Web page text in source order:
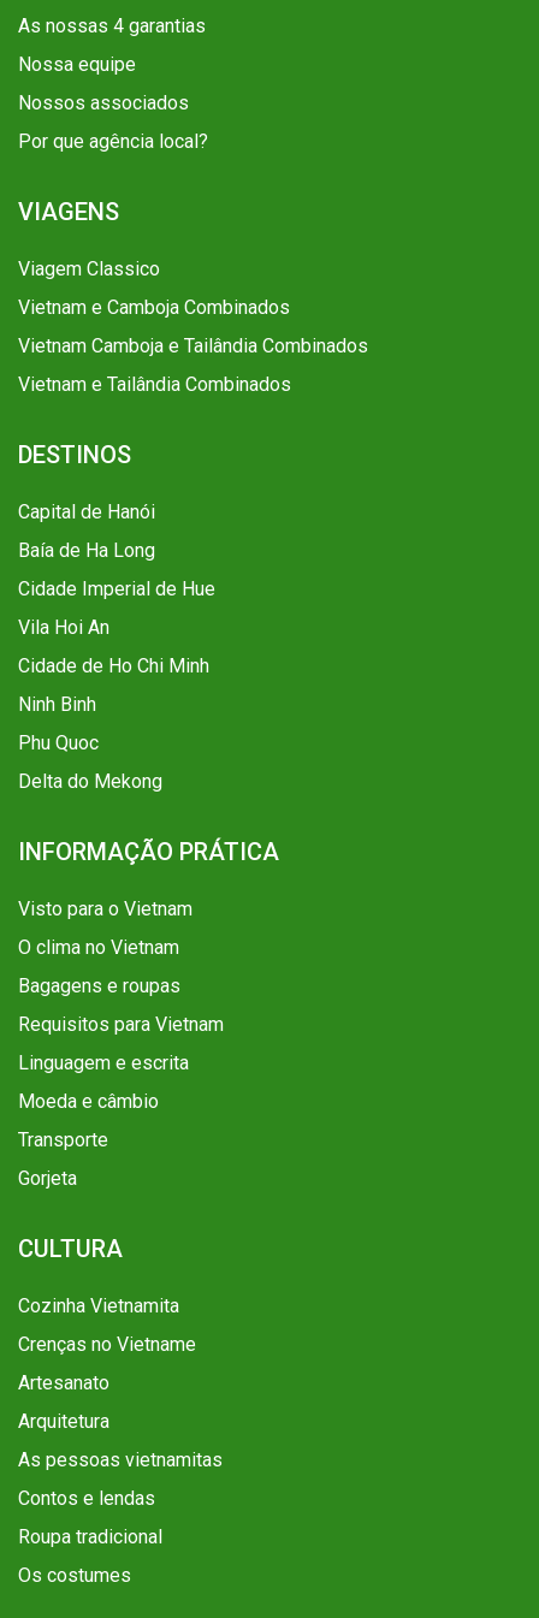
As nossas 4 garantias
Nossa equipe
Nossos associados
Por que agência local?
VIAGENS
Viagem Classico
Vietnam e Camboja Combinados
Vietnam Camboja e Tailândia Combinados
Vietnam e Tailândia Combinados
DESTINOS
Capital de Hanói
Baía de Ha Long
Cidade Imperial de Hue
Vila Hoi An
Cidade de Ho Chi Minh
Ninh Binh
Phu Quoc
Delta do Mekong
INFORMAÇÃO PRÁTICA
Visto para o Vietnam
O clima no Vietnam
Bagagens e roupas
Requisitos para Vietnam
Linguagem e escrita
Moeda e câmbio
Transporte
Gorjeta
CULTURA
Cozinha Vietnamita
Crenças no Vietname
Artesanato
Arquitetura
As pessoas vietnamitas
Contos e lendas
Roupa tradicional
Os costumes